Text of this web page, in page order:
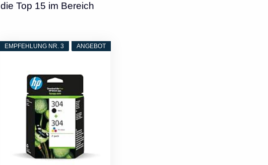
Top 15 im Bereich
ANGEBOT
EMPFEHLUNG NR. 3